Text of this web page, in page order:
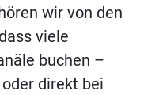
wir von den
viele
buchen –
direkt bei